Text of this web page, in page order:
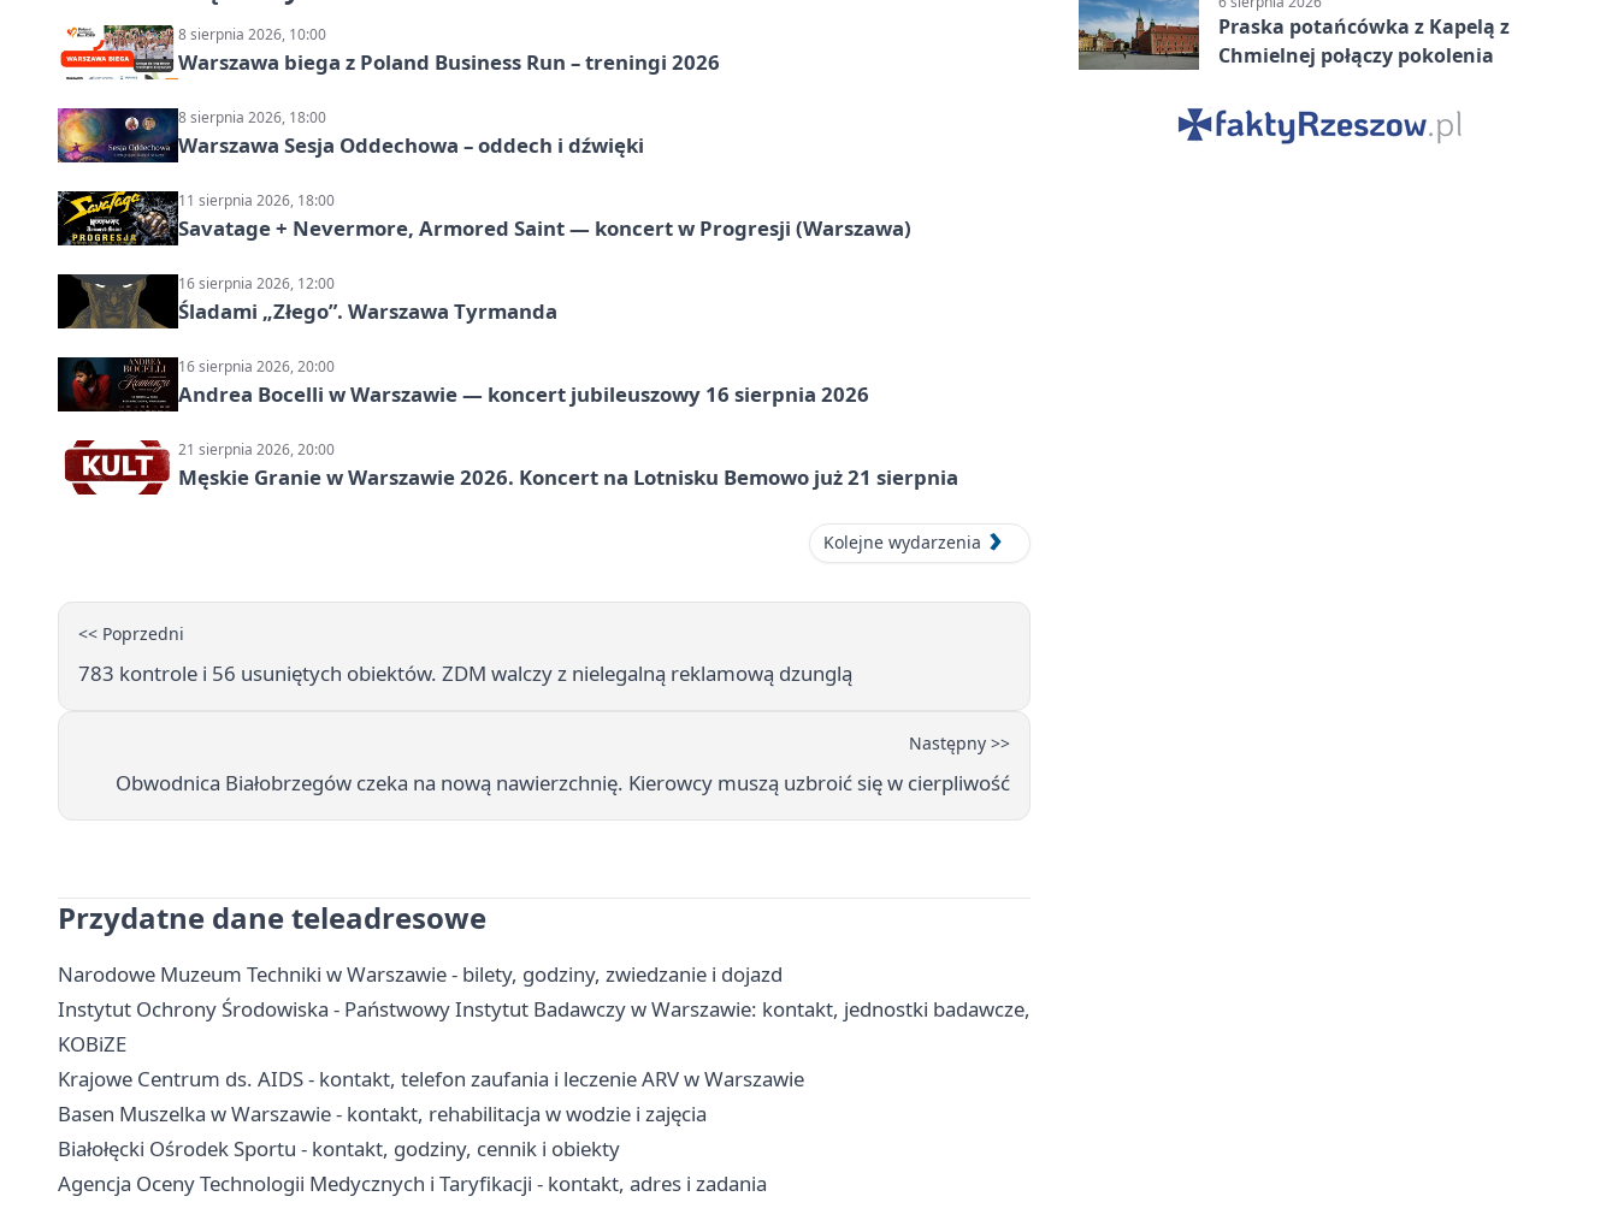
8 sierpnia 2026, 10:00
Warszawa biega z Poland Business Run – treningi 2026
8 sierpnia 2026, 18:00
Warszawa Sesja Oddechowa – oddech i dźwięki
11 sierpnia 2026, 18:00
Savatage + Nevermore, Armored Saint — koncert w Progresji (Warszawa)
16 sierpnia 2026, 12:00
Śladami „Złego”. Warszawa Tyrmanda
16 sierpnia 2026, 20:00
Andrea Bocelli w Warszawie — koncert jubileuszowy 16 sierpnia 2026
21 sierpnia 2026, 20:00
Męskie Granie w Warszawie 2026. Koncert na Lotnisku Bemowo już 21 sierpnia
Kolejne wydarzenia
<< Poprzedni
783 kontrole i 56 usuniętych obiektów. ZDM walczy z nielegalną reklamową dzunglą
Następny >>
Obwodnica Białobrzegów czeka na nową nawierzchnię. Kierowcy muszą uzbroić się w cierpliwość
Przydatne dane teleadresowe
Narodowe Muzeum Techniki w Warszawie - bilety, godziny, zwiedzanie i dojazd
Instytut Ochrony Środowiska - Państwowy Instytut Badawczy w Warszawie: kontakt, jednostki badawcze,
KOBiZE
Krajowe Centrum ds. AIDS - kontakt, telefon zaufania i leczenie ARV w Warszawie
Basen Muszelka w Warszawie - kontakt, rehabilitacja w wodzie i zajęcia
Białołęcki Ośrodek Sportu - kontakt, godziny, cennik i obiekty
Agencja Oceny Technologii Medycznych i Taryfikacji - kontakt, adres i zadania
Praska potańcówka z Kapelą z
Chmielnej połączy pokolenia